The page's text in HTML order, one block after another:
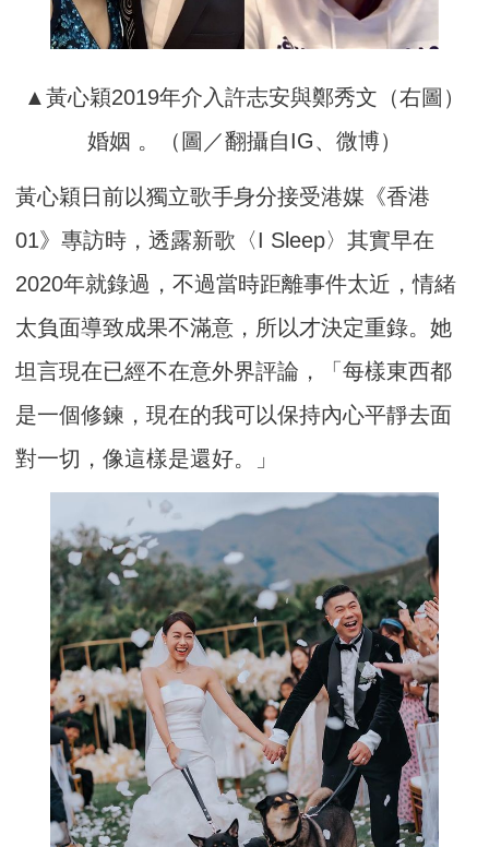
▲黃心穎2019年介入許志安與鄭秀文（右圖）
婚姻 。（圖／翻攝自IG、微博）
黃心穎日前以獨立歌手身分接受港媒《香港
01》專訪時，透露新歌〈I Sleep〉其實早在
2020年就錄過，不過當時距離事件太近，情緒
太負面導致成果不滿意，所以才決定重錄。她
坦言現在已經不在意外界評論，「每樣東西都
是一個修鍊，現在的我可以保持內心平靜去面
對一切，像這樣是還好。」